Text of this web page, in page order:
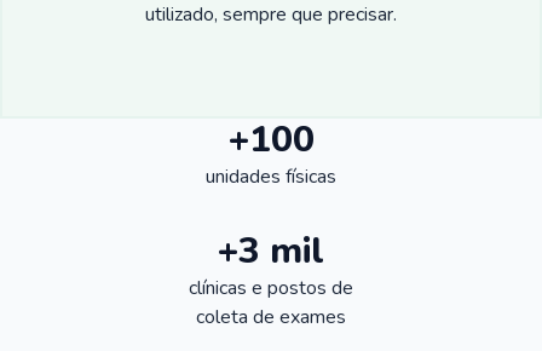
utilizado, sempre que precisar.
+100
unidades físicas
+3 mil
clínicas e postos de
coleta de exames